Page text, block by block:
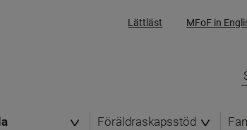
Lättläst MFoF in
Föräldraskapsstöd